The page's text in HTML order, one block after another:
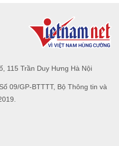
115 Trần Duy Hưng Hà Nội
09/GP-BTTTT, Bộ Thông tin và